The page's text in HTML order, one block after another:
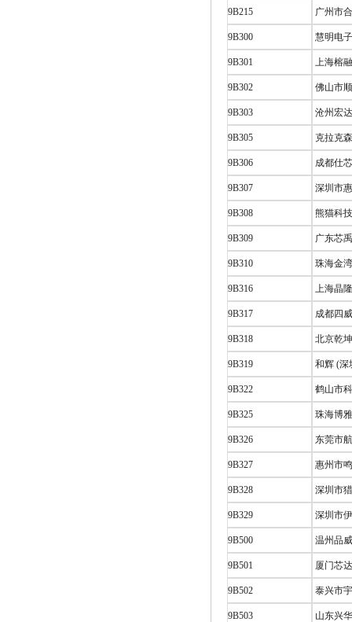
9B215 广州市
9B300 慧明电
9B301 上海榕
9B302 佛山市
9B303 沧州宏
9B305 克拉克
9B306 成都仕
9B307 深圳市
9B308 熊猫科
9B309 广东芯
9B310 珠海金
9B316 上海晶
9B317 成都四
9B318 北京乾
9B319 和辉 (深
9B322 鹤山市
9B325 珠海博
9B326 东莞市
9B327 惠州市
9B328 深圳市
9B329 深圳市
9B500 温州品
9B501 厦门芯
9B502 泰兴市
9B503 山东兴